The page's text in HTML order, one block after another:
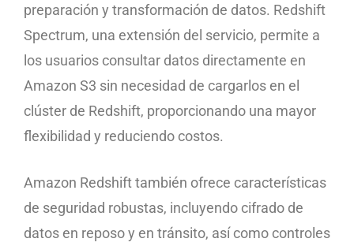
preparación y transformación de datos. Redshift
Spectrum, una extensión del servicio, permite a
los usuarios consultar datos directamente en
Amazon S3 sin necesidad de cargarlos en el
clúster de Redshift, proporcionando una mayor
flexibilidad y reduciendo costos.
Amazon Redshift también ofrece características
de seguridad robustas, incluyendo cifrado de
datos en reposo y en tránsito, así como controles